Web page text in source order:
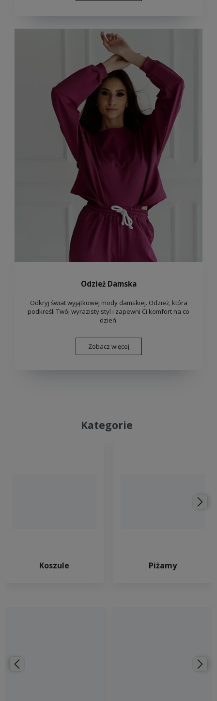
Odzież Damska
Odkryj świat wyjątkowej mody damskiej. Odzież, która
podkreśli Twój wyrazisty styl i zapewni Ci komfort na co
dzień.
Zobacz więcej
Kategorie
Koszule Piżamy